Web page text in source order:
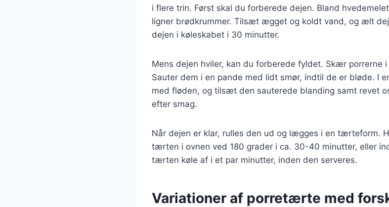
i flere trin. Først skal du forberede dejen. Bland
ligner brødkrummer. Tilsæt ægget og koldt vand, og ælt
dejen i køleskabet i 30 minutter.
Mens dejen hviler, kan du forberede fyldet. Skær porrerne i
Sauter dem i en pande med lidt smør, indtil de er bløde. I
med fløden, og tilsæt den sauterede blanding samt revet
efter smag.
Når dejen er klar, rulles den ud og lægges i en tærteform.
tærten i ovnen ved 180 grader i ca. 30-40 minutter, eller
tærten køle af i et par minutter, inden den serveres.
Variationer af porretærte med